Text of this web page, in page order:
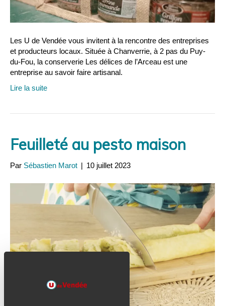
Les U de Vendée vous invitent à la rencontre des entreprises
et producteurs locaux. Située à Chanverrie, à 2 pas du Puy-
du-Fou, la conserverie Les délices de l’Arceau est une
entreprise au savoir faire artisanal.
Lire la suite
Feuilleté au pesto maison
Par Sébastien Marot | 10 juillet 2023